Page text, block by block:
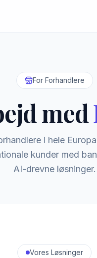
For Forhandlere
med
i hele
kunder med
AI-drevne løsninger.
Vores Løsninger